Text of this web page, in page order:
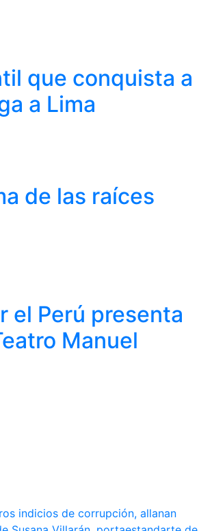
que conquista a
a Lima
de las raíces
el Perú presenta
Manuel
indicios de corrupción, allanan